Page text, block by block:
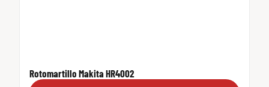
Rotomartillo Makita HR4002